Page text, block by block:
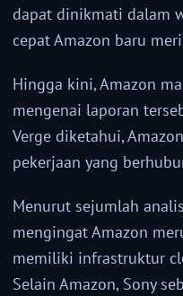
dapat dinikmati dalam
cepat Amazon baru
Hingga kini, Amazon
mengenai laporan
Verge diketahui,
pekerjaan yang
Menurut sejumlah
mengingat Amazon
memiliki infrastruktur
Selain Amazon, Sony